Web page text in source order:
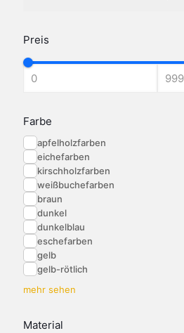
Preis
Farbe
apfelholzfarben
eichefarben
kirschholzfarben
weißbuchefarben
braun
dunkel
dunkelblau
eschefarben
gelb
gelb-rötlich
mehr sehen
Material